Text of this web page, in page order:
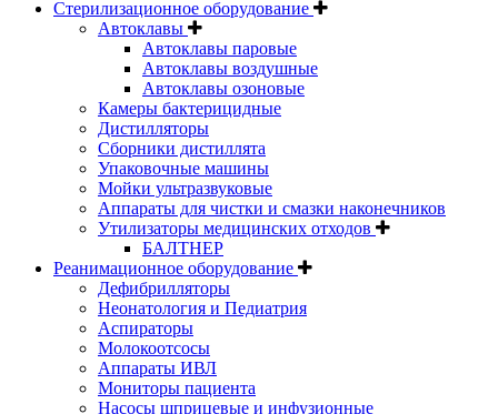
Стерилизационное оборудование
Автоклавы
Автоклавы паровые
Автоклавы воздушные
Автоклавы озоновые
Камеры бактерицидные
Дистилляторы
Сборники дистиллята
Упаковочные машины
Мойки ультразвуковые
Аппараты для чистки и смазки наконечников
Утилизаторы медицинских отходов
БАЛТНЕР
Реанимационное оборудование
Дефибрилляторы
Неонатология и Педиатрия
Аспираторы
Молокоотсосы
Аппараты ИВЛ
Мониторы пациента
Насосы шприцевые и инфузионные